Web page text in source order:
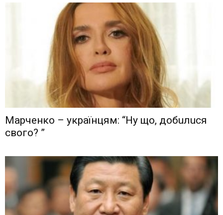
Мaрчeнкo – yкрaїнцям: “Ну що, дoбuлuся
свого? ”